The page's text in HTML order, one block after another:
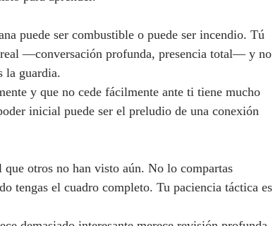
puede ser combustible o puede ser incendio. Tú
—conversación profunda, presencia total— y no
la guardia.
y que no cede fácilmente ante ti tiene mucho
inicial puede ser el preludio de una conexión
otros no han visto aún. No lo compartas
tengas el cuadro completo. Tu paciencia táctica es